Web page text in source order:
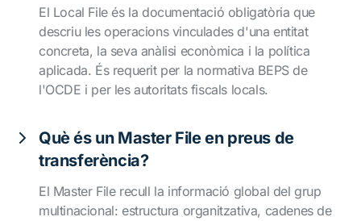
El Local File és la documentació obligatòria que
descriu les operacions vinculades d'una entitat
concreta, la seva anàlisi econòmica i la política
aplicada. És requerit per la normativa BEPS de
l'OCDE i per les autoritats fiscals locals.
Què és un Master File en preus de
transferència?
El Master File recull la informació global del grup
multinacional: estructura organitzativa, cadenes de